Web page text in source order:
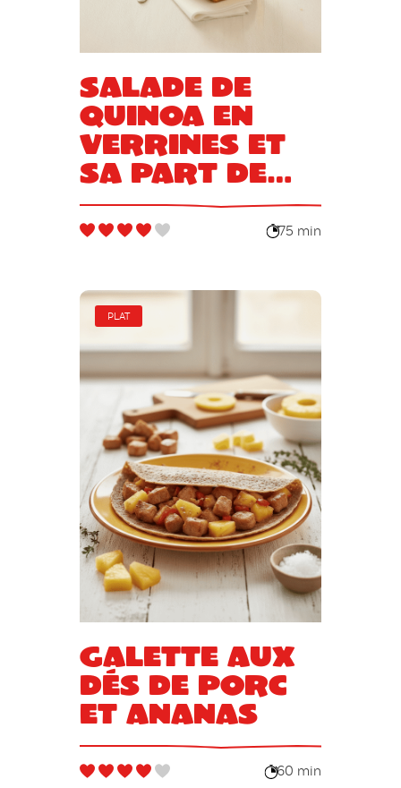
Salade de
quinoa en
verrines et
sa part de
cake au
saumon
75 min
PLAT
Galette aux
dés de porc
et ananas
60 min